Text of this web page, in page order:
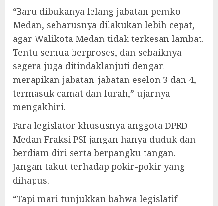
“Baru dibukanya lelang jabatan pemko
Medan, seharusnya dilakukan lebih cepat,
agar Walikota Medan tidak terkesan lambat.
Tentu semua berproses, dan sebaiknya
segera juga ditindaklanjuti dengan
merapikan jabatan-jabatan eselon 3 dan 4,
termasuk camat dan lurah,” ujarnya
mengakhiri.
Para legislator khususnya anggota DPRD
Medan Fraksi PSI jangan hanya duduk dan
berdiam diri serta berpangku tangan.
Jangan takut terhadap pokir-pokir yang
dihapus.
“Tapi mari tunjukkan bahwa legislatif